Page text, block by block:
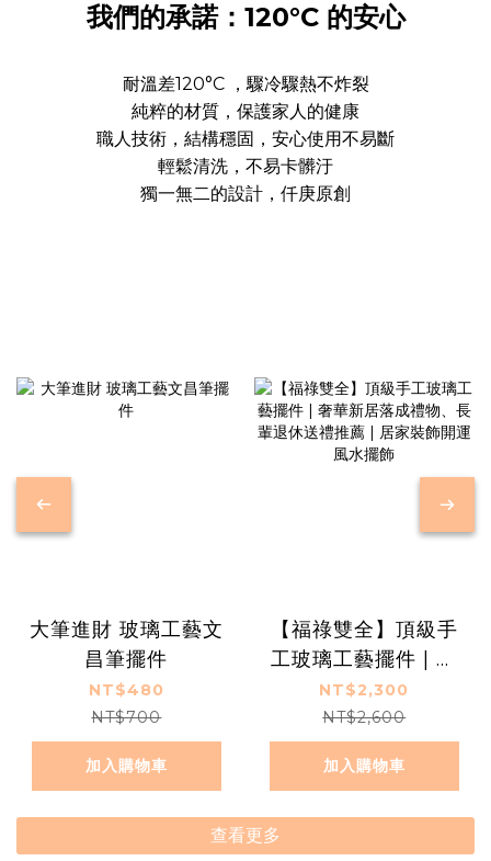
我們的承諾：120°C 的安心
耐溫差120°C ，驟冷驟熱不炸裂
純粹的材質，保護家人的健康
職人技術，結構穩固，安心使用不易斷
輕鬆清洗，不易卡髒汙
獨一無二的設計，仟庚原創
大筆進財 玻璃工藝文
昌筆擺件
NT$480
NT$700
加入購物車
【福祿雙全】頂級手
工玻璃工藝擺件 | 奢
華新居落成禮物、長
輩退休送禮推薦 | 居
家裝飾開運風水擺飾
NT$2,300
NT$2,600
加入購物車
查看更多